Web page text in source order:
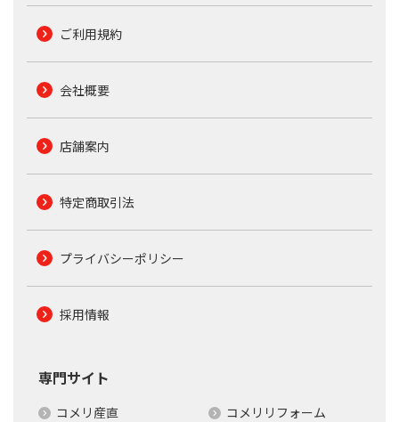
ご利用規約
会社概要
店舗案内
特定商取引法
プライバシーポリシー
採用情報
専門サイト
コメリ産直
コメリリフォーム